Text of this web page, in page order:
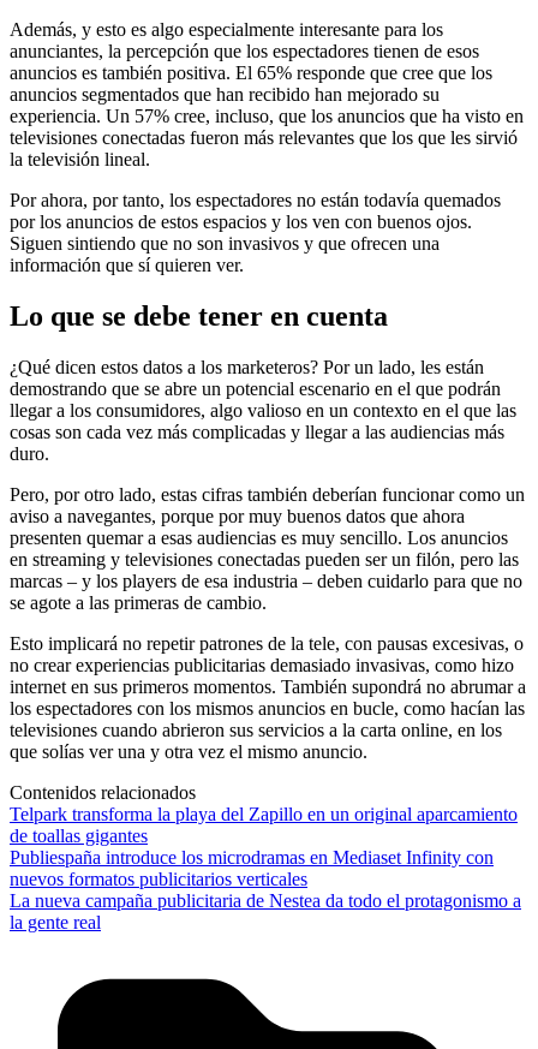
Además, y esto es algo especialmente interesante para los
anunciantes, la percepción que los espectadores tienen de esos
anuncios es también positiva. El 65% responde que cree que los
anuncios segmentados que han recibido han mejorado su
experiencia. Un 57% cree, incluso, que los anuncios que ha visto en
televisiones conectadas fueron más relevantes que los que les sirvió
la televisión lineal.
Por ahora, por tanto, los espectadores no están todavía quemados
por los anuncios de estos espacios y los ven con buenos ojos.
Siguen sintiendo que no son invasivos y que ofrecen una
información que sí quieren ver.
Lo que se debe tener en cuenta
¿Qué dicen estos datos a los marketeros? Por un lado, les están
demostrando que se abre un potencial escenario en el que podrán
llegar a los consumidores, algo valioso en un contexto en el que las
cosas son cada vez más complicadas y llegar a las audiencias más
duro.
Pero, por otro lado, estas cifras también deberían funcionar como un
aviso a navegantes, porque por muy buenos datos que ahora
presenten quemar a esas audiencias es muy sencillo. Los anuncios
en streaming y televisiones conectadas pueden ser un filón, pero las
marcas – y los players de esa industria – deben cuidarlo para que no
se agote a las primeras de cambio.
Esto implicará no repetir patrones de la tele, con pausas excesivas, o
no crear experiencias publicitarias demasiado invasivas, como hizo
internet en sus primeros momentos. También supondrá no abrumar a
los espectadores con los mismos anuncios en bucle, como hacían las
televisiones cuando abrieron sus servicios a la carta online, en los
que solías ver una y otra vez el mismo anuncio.
Contenidos relacionados
Telpark transforma la playa del Zapillo en un original aparcamiento
de toallas gigantes
Publiespaña introduce los microdramas en Mediaset Infinity con
nuevos formatos publicitarios verticales
La nueva campaña publicitaria de Nestea da todo el protagonismo a
la gente real